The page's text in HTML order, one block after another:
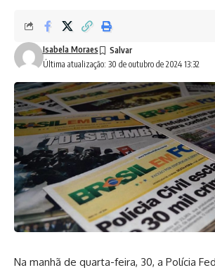
Última atualização: 30 de outubro de 2024 13:32
Isabela Moraes
Na manhã de quarta-feira, 30, a Polícia